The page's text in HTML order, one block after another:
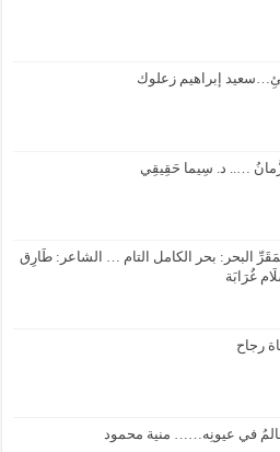
إبراهيم زعلوك
….. د. سِيما حَقِيقِي
البحر: بحر الكامل التام … الشاعر: طَارِق
غُرَابَة
رجاح
في عيونِه…… منية محمود